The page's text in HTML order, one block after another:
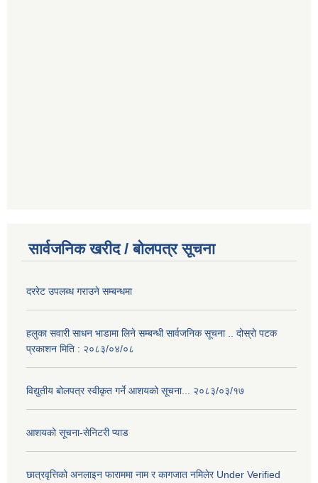
सार्वजनिक खरीद / बोलपत्र सूचना
दररेट उपलब्ध गराउने सम्बन्धमा
हलुका सवारी साधन भाडामा लिने सम्बन्धी सार्वजनिक सूचना .. दोस्रो पटक
प्रकाशन मिति : २०८३/०४/०८
विद्युतीय बोलपत्र स्वीकृत गर्ने आशयको सूचना... २०८३/०३/१७
आशयको सूचना-सेनिटरी प्याड
छात्रवृत्तिको अनलाइन फाराममा नाम र कागजात नमिलेर Under Verified